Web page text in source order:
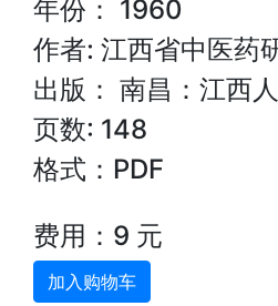
年份： 1960
作者: 江西省中医药
出版： 南昌：江西
页数: 148
格式：PDF
费用：9 元
加入购物车